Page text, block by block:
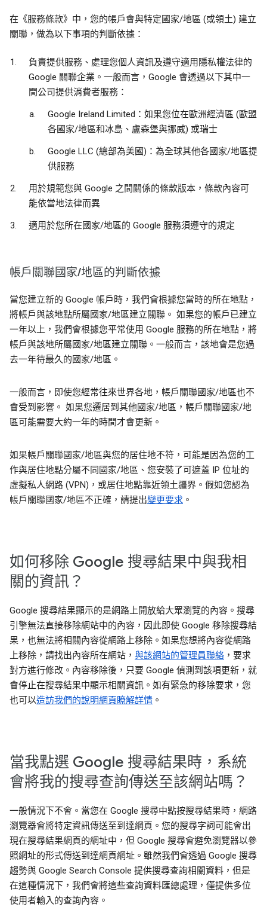
在《服務條款》中，您的帳戶會與特定國家/地區 (或領土) 建立
關聯，做為以下事項的判斷依據：
負責提供服務、處理您個人資訊及遵守適用隱私權法律的
Google 關聯企業。一般而言，Google 會透過以下其中一
間公司提供消費者服務：
Google Ireland Limited：如果您位在歐洲經濟區 (歐盟
各國家/地區和冰島、盧森堡與挪威) 或瑞士
Google LLC (總部為美國)：為全球其他各國家/地區提
供服務
用於規範您與 Google 之間關係的條款版本，條款內容可
能依當地法律而異
適用於您所在國家/地區的 Google 服務須遵守的規定
帳戶關聯國家/地區的判斷依據
當您建立新的 Google 帳戶時，我們會根據您當時的所在地點，
將帳戶與該地點所屬國家/地區建立關聯。 如果您的帳戶已建立
一年以上，我們會根據您平常使用 Google 服務的所在地點，將
帳戶與該地所屬國家/地區建立關聯。一般而言，該地會是您過
去一年待最久的國家/地區。
一般而言，即使您經常往來世界各地，帳戶關聯國家/地區也不
會受到影響。 如果您遷居到其他國家/地區，帳戶關聯國家/地
區可能需要大約一年的時間才會更新。
如果帳戶關聯國家/地區與您的居住地不符，可能是因為您的工
作與居住地點分屬不同國家/地區、您安裝了可遮蓋 IP 位址的
虛擬私人網路 (VPN)，或居住地點靠近領土疆界。假如您認為
帳戶關聯國家/地區不正確，請提出變更要求 。
如何移除 Google 搜尋結果中與我相
關的資訊？
Google 搜尋結果顯示的是網路上開放給大眾瀏覽的內容。搜尋
引擎無法直接移除網站中的內容，因此即使 Google 移除搜尋結
果，也無法將相關內容從網路上移除。如果您想將內容從網路
上移除，請找出內容所在網站， 與該網站的管理員聯絡 ，要求
對方進行修改。內容移除後，只要 Google 偵測到該項更新，就
會停止在搜尋結果中顯示相關資訊。如有緊急的移除要求，您
也可以造訪我們的說明網頁瞭解詳情 。
當我點選 Google 搜尋結果時，系統
會將我的搜尋查詢傳送至該網站嗎？
一般情況下不會。當您在 Google 搜尋中點按搜尋結果時，網路
瀏覽器會將特定資訊傳送至到達網頁。您的搜尋字詞可能會出
現在搜尋結果網頁的網址中，但 Google 搜尋會避免瀏覽器以參
照網址的形式傳送到達網頁網址。雖然我們會透過 Google 搜尋
趨勢與 Google Search Console 提供搜尋查詢相關資料，但是
在這種情況下，我們會將這些查詢資料匯總處理，僅提供多位
使用者輸入的查詢內容。